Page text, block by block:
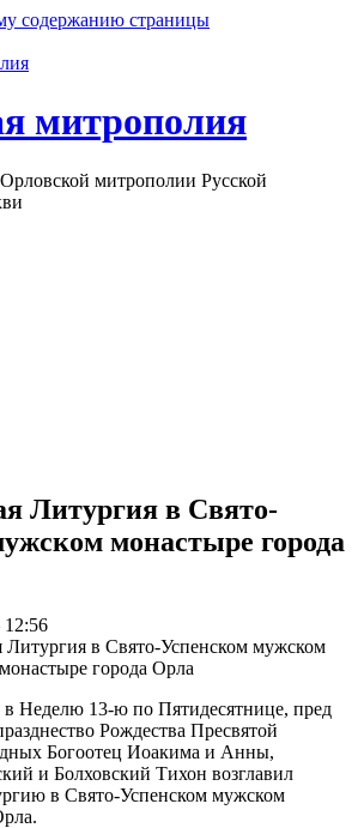
содержанию страницы
митрополия
митрополии Русской
Литургия в Свято-
монастыре города
12:56
в Неделю 13-ю по Пятидесятнице, пред
Рождества Пресвятой
Богоотец Иоакима и Анны,
и Болховский Тихон возглавил
в Свято-Успенском мужском